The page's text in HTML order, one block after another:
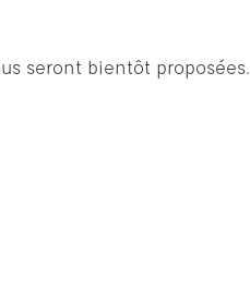
seront bientôt proposées.